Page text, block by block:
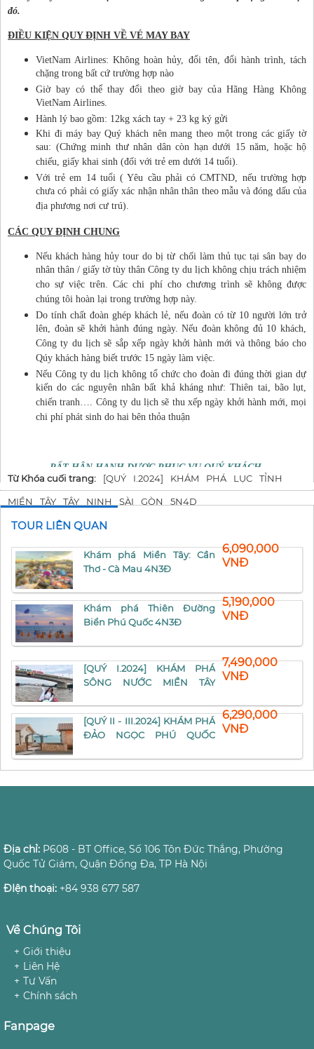
đó.
ĐIỀU KIỆN QUY ĐỊNH VỀ VÉ MAY BAY
VietNam Airlines: Không hoàn hủy, đổi tên, đổi hành trình, tách
chặng trong bất cứ trường hợp nào
Giờ bay có thể thay đổi theo giờ bay của Hãng Hàng Không
VietNam Airlines.
Hành lý bao gồm: 12kg xách tay + 23 kg ký gửi
Khi đi máy bay Quý khách nên mang theo một trong các giấy tờ
sau: (Chứng minh thư nhân dân còn hạn dưới 15 năm, hoặc hộ
chiếu, giấy khai sinh (đối với trẻ em dưới 14 tuổi).
Với trẻ em 14 tuổi ( Yêu cầu phải có CMTND, nếu trường hợp
chưa có phải có giấy xác nhận nhân thân theo mẫu và đóng dấu của
địa phương nơi cư trú).
CÁC QUY ĐỊNH CHUNG
Nếu khách hàng hủy tour do bị từ chối làm thủ tục tại sân bay do
nhân thân / giấy tờ tùy thân Công ty du lịch không chịu trách nhiệm
cho sự việc trên. Các chi phí cho chương trình sẽ không được
chúng tôi hoàn lại trong trường hợp này.
Do tính chất đoàn ghép khách lẻ, nếu đoàn có từ 10 người lớn trở
lên, đoàn sẽ khởi hành đúng ngày. Nếu đoàn không đủ 10 khách,
Công ty du lịch sẽ sắp xếp ngày khởi hành mới và thông báo cho
Qúy khách hàng biết trước 15 ngày làm việc.
Nếu Công ty du lịch không tổ chức cho đoàn đi đúng thời gian dự
kiến do các nguyên nhân bất khả kháng như: Thiên tai, bão lụt,
chiến tranh…. Công ty du lịch sẽ thu xếp ngày khởi hành mới, mọi
chi phí phát sinh do hai bên thỏa thuận
RẤT HÂN HẠNH ĐƯỢC PHỤC VỤ QUÝ KHÁCH
Từ Khóa cuối trang: [QUÝ I.2024] KHÁM PHÁ LỤC TỈNH
MIỀN TÂY TÂY NINH SÀI GÒN 5N4D
TOUR LIÊN QUAN
Khám phá Miền Tây: Cần
Thơ - Cà Mau 4N3Đ
6,090,000
VNĐ
Khám phá Thiên Đường
Biển Phú Quốc 4N3Đ
5,190,000
VNĐ
[QUÝ I.2024] KHÁM PHÁ
SÔNG NƯỚC MIỀN TÂY
7,490,000
VNĐ
[QUÝ II - III.2024] KHÁM PHÁ
ĐẢO NGỌC PHÚ QUỐC
6,290,000
VNĐ
Địa chỉ: P608 - BT Office, Số 106 Tôn Đức Thắng, Phường
Quốc Tử Giám, Quận Đống Đa, TP Hà Nội
ĐIện thoại: +84 938 677 587
Về Chúng Tôi
Giới thiệu
Liên Hệ
Tư Vấn
Chính sách
Fanpage